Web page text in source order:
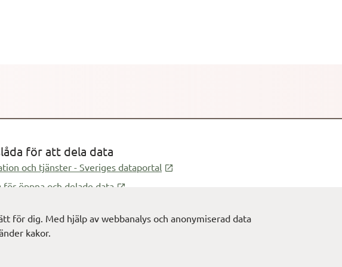
för dig. Med hjälp av webbanalys och anonymiserad data
kakor.
SOM. Kom-SOM utfördes för första
för att dela data
och tjänster - Sveriges dataportal
öppna och delade data